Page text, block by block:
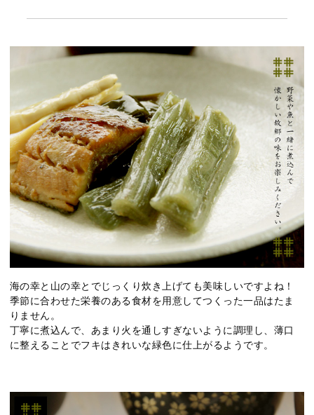
海の幸と山の幸とでじっくり炊き上げても美味しいですよね！
季節に合わせた栄養のある食材を用意してつくった一品はたま
りません。
丁寧に煮込んで、あまり火を通しすぎないように調理し、薄口
に整えることでフキはきれいな緑色に仕上がるようです。